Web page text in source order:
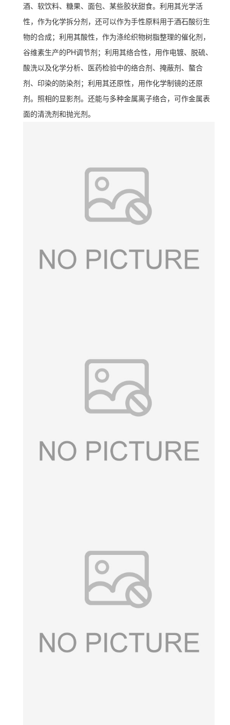
酒、软饮料、糖果、面包、某些胶状甜食。利用其光学活
性，作为化学拆分剂，还可以作为手性原料用于酒石酸衍生
物的合成；利用其酸性，作为涤纶织物树脂整理的催化剂，
谷维素生产的PH调节剂；利用其络合性，用作电镀、脱硫、
酸洗以及化学分析、医药检验中的络合剂、掩蔽剂、螯合
剂、印染的防染剂；利用其还原性，用作化学制镜的还原
剂。照相的显影剂。还能与多种金属离子络合，可作金属表
面的清洗剂和抛光剂。